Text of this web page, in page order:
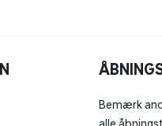
Bemærk